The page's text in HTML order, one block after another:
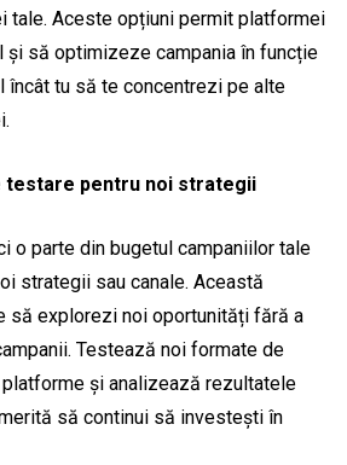
tale. Aceste opțiuni permit platformei
și să optimizeze campania în funcție
încât tu să te concentrezi pe alte
testare pentru noi strategii
o parte din bugetul campaniilor tale
strategii sau canale. Această
să explorezi noi oportunități fără a
Testează noi formate de
platforme și analizează rezultatele
să continui să investești în